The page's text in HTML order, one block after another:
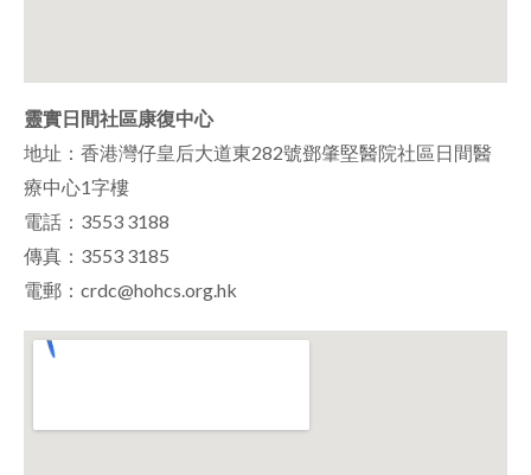
靈實日間社區康復中心
地址：香港灣仔皇后大道東282號鄧肇堅醫院社區日間醫
療中心1字樓
電話：3553 3188
傳真：3553 3185
電郵：crdc@hohcs.org.hk